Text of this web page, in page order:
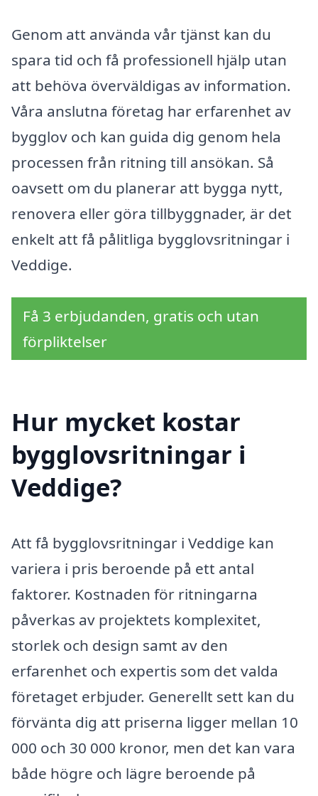
Genom att använda vår tjänst kan du
spara tid och få professionell hjälp utan
att behöva överväldigas av information.
Våra anslutna företag har erfarenhet av
bygglov och kan guida dig genom hela
processen från ritning till ansökan. Så
oavsett om du planerar att bygga nytt,
renovera eller göra tillbyggnader, är det
enkelt att få pålitliga bygglovsritningar i
Veddige.
Få 3 erbjudanden, gratis och utan
förpliktelser
Hur mycket kostar
bygglovsritningar i
Veddige?
Att få bygglovsritningar i Veddige kan
variera i pris beroende på ett antal
faktorer. Kostnaden för ritningarna
påverkas av projektets komplexitet,
storlek och design samt av den
erfarenhet och expertis som det valda
företaget erbjuder. Generellt sett kan du
förvänta dig att priserna ligger mellan 10
000 och 30 000 kronor, men det kan vara
både högre och lägre beroende på